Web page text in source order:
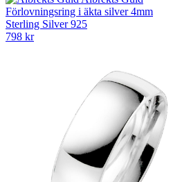
Förlovningsring i äkta silver 4mm
Sterling Silver 925
798 kr